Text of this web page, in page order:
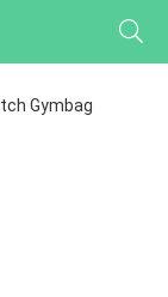
Gymbag